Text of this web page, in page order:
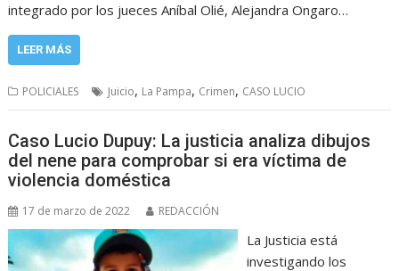
integrado por los jueces Aníbal Olié, Alejandra Ongaro…
LEER MÁS
POLICIALES Juicio, La Pampa, Crimen, CASO LUCIO
Caso Lucio Dupuy: La justicia analiza dibujos
del nene para comprobar si era víctima de
violencia doméstica
17 de marzo de 2022 REDACCIÓN
La Justicia está
investigando los